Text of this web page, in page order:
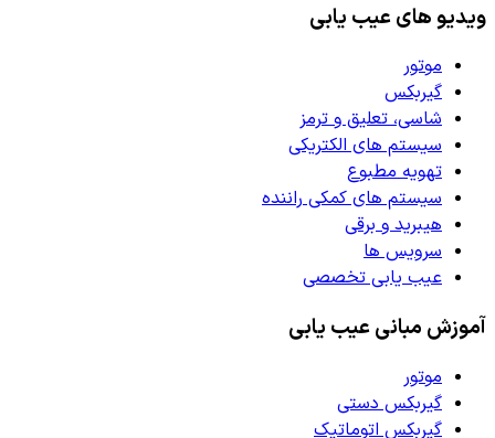
ویدیو های عیب یابی
موتور
گیربکس
شاسی، تعلیق و ترمز
سیستم های الکتریکی
تهویه مطبوع
سیستم های کمکی راننده
هیبرید و برقی
سرویس ها
عیب یابی تخصصی
آموزش مبانی عیب یابی
موتور
گیربکس دستی
گیربکس اتوماتیک